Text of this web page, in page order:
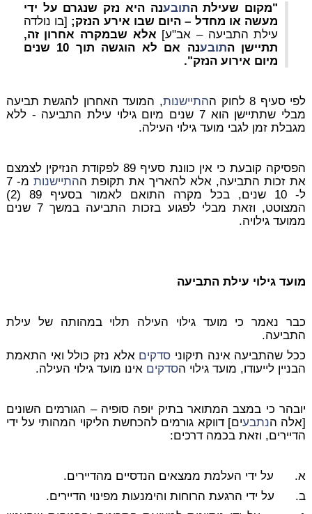
"מקום שעילת התובענה היא נזק שנגרם על ידי
מעשה או מחדל – היום שבו אירע הנזק; [בו נולדה
עילת התביעה – אב"ע] אלא שבמקרה אחרון זה,
תתיישן התובע
נה אם לא הוגשה תוך 10 שנים
מיום אירוע הנזק".
לפי סעיף 8 לחוק ה התיישנות, המועד האחרון להגשת תביעה
מבלי שתתיישן הוא 7 שנים מיום גילוי עילת התביעה - ללא
מגבלת זמן לגבי מועד גילוי העילה.
הפסיקה קובעת כי אין כוונת סעיף 89 לפקודת הנזיקין לצמצם
את זכות התביעה, אלא להאריך את תקופת ההתיישנות
מ- 7
ל- 10 שנים, בכל מקרה התואם לאמור בסעיף 89 (2)
המצוטט, וזאת מבלי לפגוע בזכות התביעה במשך 7 שנים
ממועד גילויה.
מועד גילוי עילת התביעה
כבר נאמר כי מועד גילוי העילה תלוי במהותה של עילת
התביעה.
ככל שהתביעה אינה תיקוני סדקים אלא נזק כולל ואי התאמת
הבניין לייעודו, מועד גילוי הסדקים אינו מועד גילוי העילה.
יובהר כי במצב המתואר בתיק יופה סופיה – הגורמים השונים
[אלה הנתבעים] דווקא גורמים להכחשת הליקוי המהותי על ידי
הדיירים, וזאת בכמה דרכים:
א. על ידי העלמת ממצאים הנדסיים מהדיירים.
ב. על ידי הרגעת הרוחות והימנעות מפינוי הדיירים.